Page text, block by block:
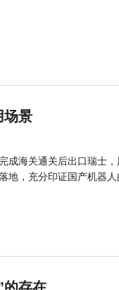
场景
成海关通关后出口瑞士
地，充分印证国产机器